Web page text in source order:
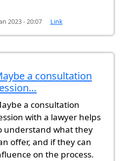
2023 - 20:07 Link
tried immigration…
a consultation
a consultation
with a lawyer helps
understand what they
offer, and if they can
on the process.